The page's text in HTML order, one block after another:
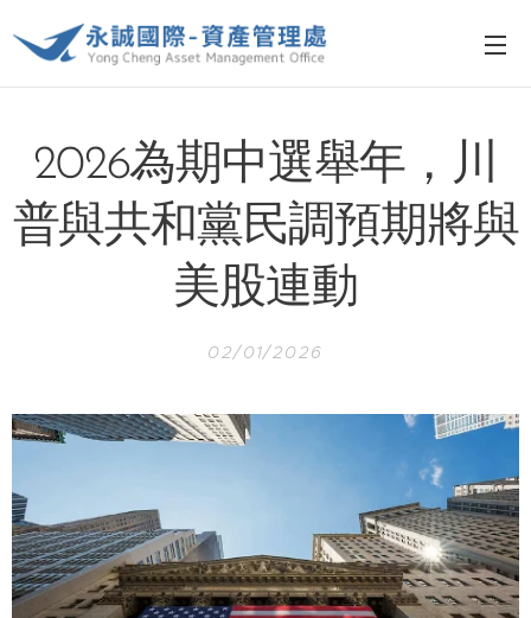
2026為期中選舉年，川
普與共和黨民調預期將與
美股連動
02/01/2026